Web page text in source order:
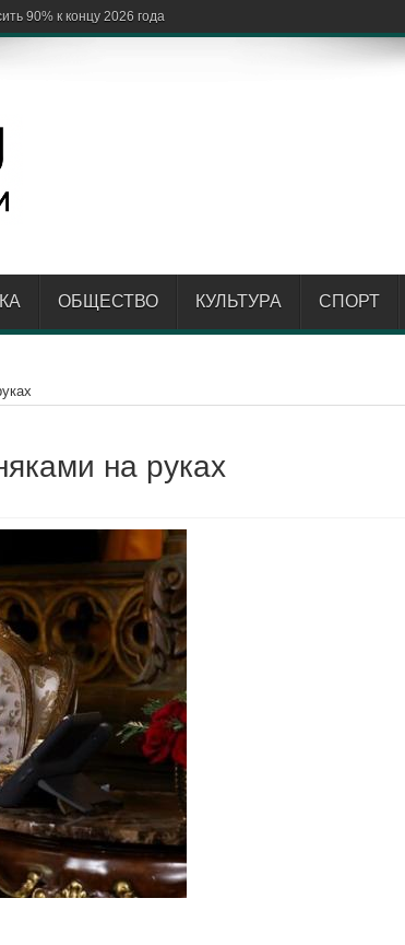
ОБЩЕСТВО КУЛЬТУРА СПОРТ
на руках